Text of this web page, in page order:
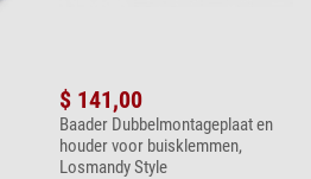
$ 141,00
Baader Dubbelmontageplaat en
houder voor buisklemmen,
Losmandy Style